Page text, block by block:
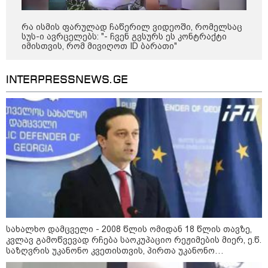
კატეგორიები
რა ისმის ფარულად ჩაწერილ ვიდეოში, რომელსაც
სუს-ი ავრცელებს: "- ჩვენ გვსურს ეს კონტრაქტი
იმისთვის, რომ მივიღოთ ID ბარათი"
INTERPRESSNEWS.GE
სახალხო დამცველი - 2008 წლის ომიდან 18 წლის თავზე,
კვლავ გამოწვევად რჩება საოკუპაციო რეჟიმების მიერ, ე.წ.
საზღვრის უკანონო კვეთისთვის, პირთა უკანონო
დაკავებების და პატიმრობის პრაქტიკა, ასევე მშობლიურ